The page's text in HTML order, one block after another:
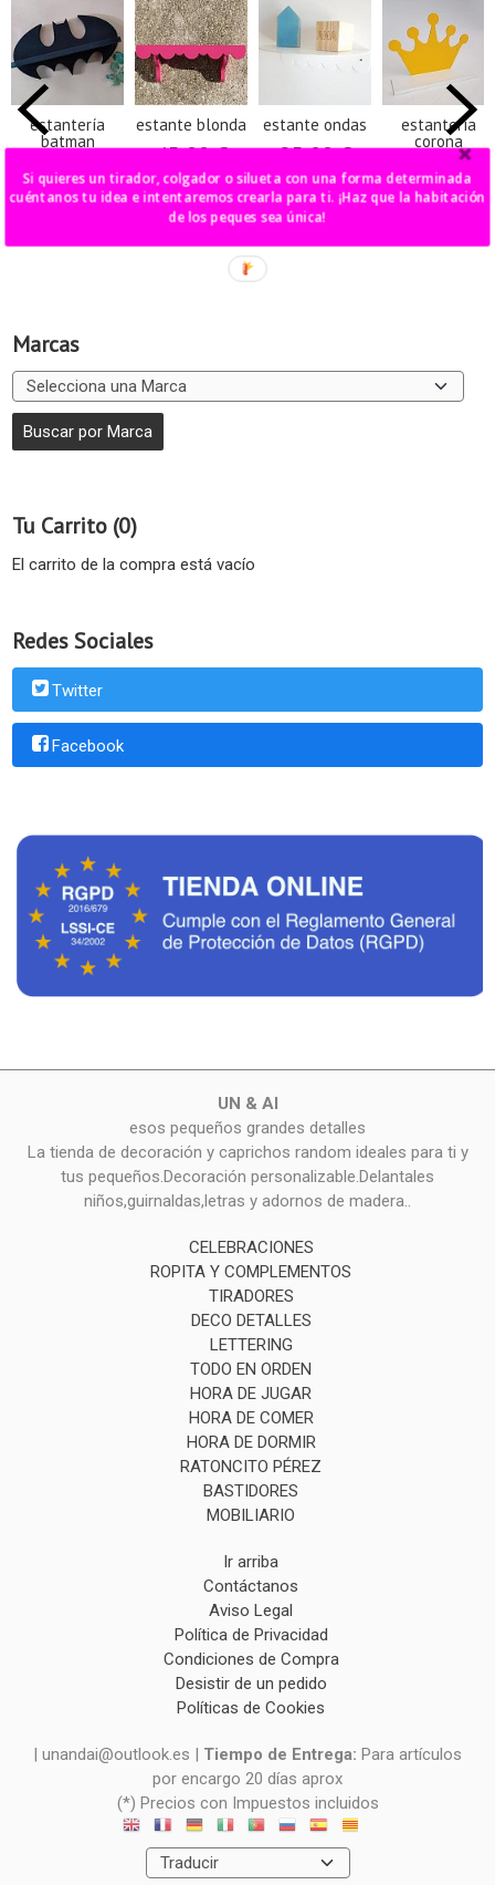
Marcas
Tu Carrito (0)
El carrito de la compra está vacío
Redes Sociales
Twitter
Facebook
estantería
batman
50,00 €
estante blonda
45,00 €
estante ondas
25,00 €
estantería
corona
36,00 €
UN & AI
esos pequeños grandes detalles
La tienda de decoración y caprichos random ideales para ti y
tus pequeños.Decoración personalizable.Delantales
niños,guirnaldas,letras y adornos de madera..
CELEBRACIONES
ROPITA Y COMPLEMENTOS
TIRADORES
DECO DETALLES
LETTERING
TODO EN ORDEN
HORA DE JUGAR
HORA DE COMER
HORA DE DORMIR
RATONCITO PÉREZ
BASTIDORES
MOBILIARIO
Ir arriba
Contáctanos
Aviso Legal
Política de Privacidad
Condiciones de Compra
Desistir de un pedido
Políticas de Cookies
| unandai@outlook.es | Tiempo de Entrega: Para artículos
por encargo 20 días aprox
(*) Precios con Impuestos incluidos
Si quieres un tirador, colgador o silueta con una forma determinada
cuéntanos tu idea e intentaremos crearla para ti. ¡Haz que la habitación
de los peques sea única!